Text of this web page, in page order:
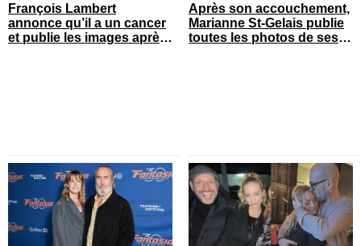
François Lambert
annonce qu’il a un cancer
et publie les images après
Après son accouchement,
Marianne St-Gelais publie
toutes les photos de ses